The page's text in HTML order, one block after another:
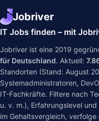
Jobriver
IT Jobs finden – mit
Jobriver ist eine 2019
für Deutschland. Aktuell:
Standorten (Stand: August
Systemadministratoren,
IT-Fachkräfte. Filtere nach
u. v. m.), Erfahrungslevel
im Gehaltsvergleich, verfolge